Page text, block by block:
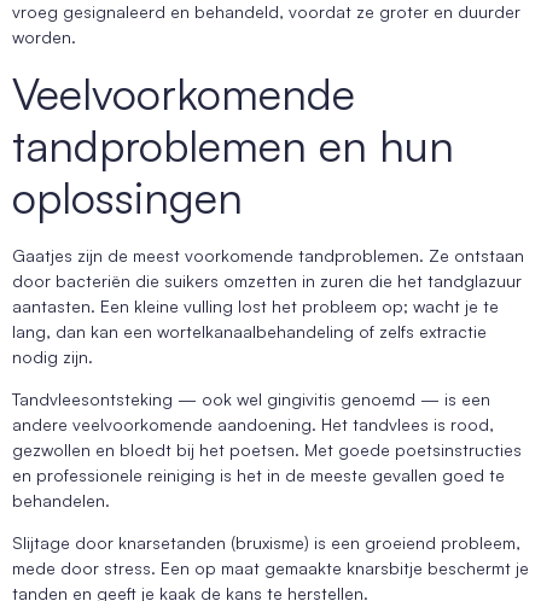
vroeg gesignaleerd en behandeld, voordat ze groter en duurder
worden.
Veelvoorkomende
tandproblemen en hun
oplossingen
Gaatjes zijn de meest voorkomende tandproblemen. Ze ontstaan
door bacteriën die suikers omzetten in zuren die het tandglazuur
aantasten. Een kleine vulling lost het probleem op; wacht je te
lang, dan kan een wortelkanaalbehandeling of zelfs extractie
nodig zijn.
Tandvleesontsteking — ook wel gingivitis genoemd — is een
andere veelvoorkomende aandoening. Het tandvlees is rood,
gezwollen en bloedt bij het poetsen. Met goede poetsinstructies
en professionele reiniging is het in de meeste gevallen goed te
behandelen.
Slijtage door knarsetanden (bruxisme) is een groeiend probleem,
mede door stress. Een op maat gemaakte knarsbitje beschermt je
tanden en geeft je kaak de kans te herstellen.